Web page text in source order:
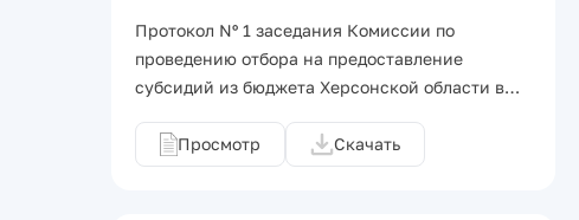
Протокол Nº 1 заседания Комиссии по
проведению отбора на предоставление
субсидий из бюджета Херсонской области в…
Просмотр Скачать